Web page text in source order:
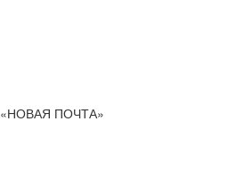
«НОВАЯ ПОЧТА»